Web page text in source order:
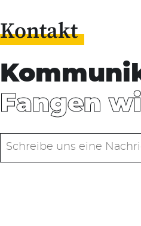
Kontakt
Fangen